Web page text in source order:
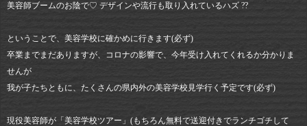
美容師ブームのお陰で♡ デザインや流行も取り入れているハズ ??
ということで、美容学校に確かめに行きます(必ず)
卒業までまだありますが、コロナの影響で、今年受け入れてくれるか分かりま
せんが
我が子たちともに、たくさんの県内外の美容学校見学行く予定です(必ず)
現役美容師が「美容学校ツアー」(もちろん無料で送迎付きでランチゴチして